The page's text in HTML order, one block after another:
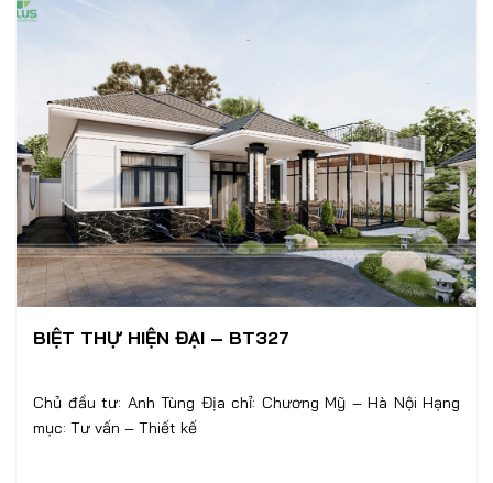
BIỆT THỰ HIỆN ĐẠI – BT327
Chủ đầu tư: Anh Tùng Địa chỉ: Chương Mỹ – Hà Nội Hạng
mục: Tư vấn – Thiết kế